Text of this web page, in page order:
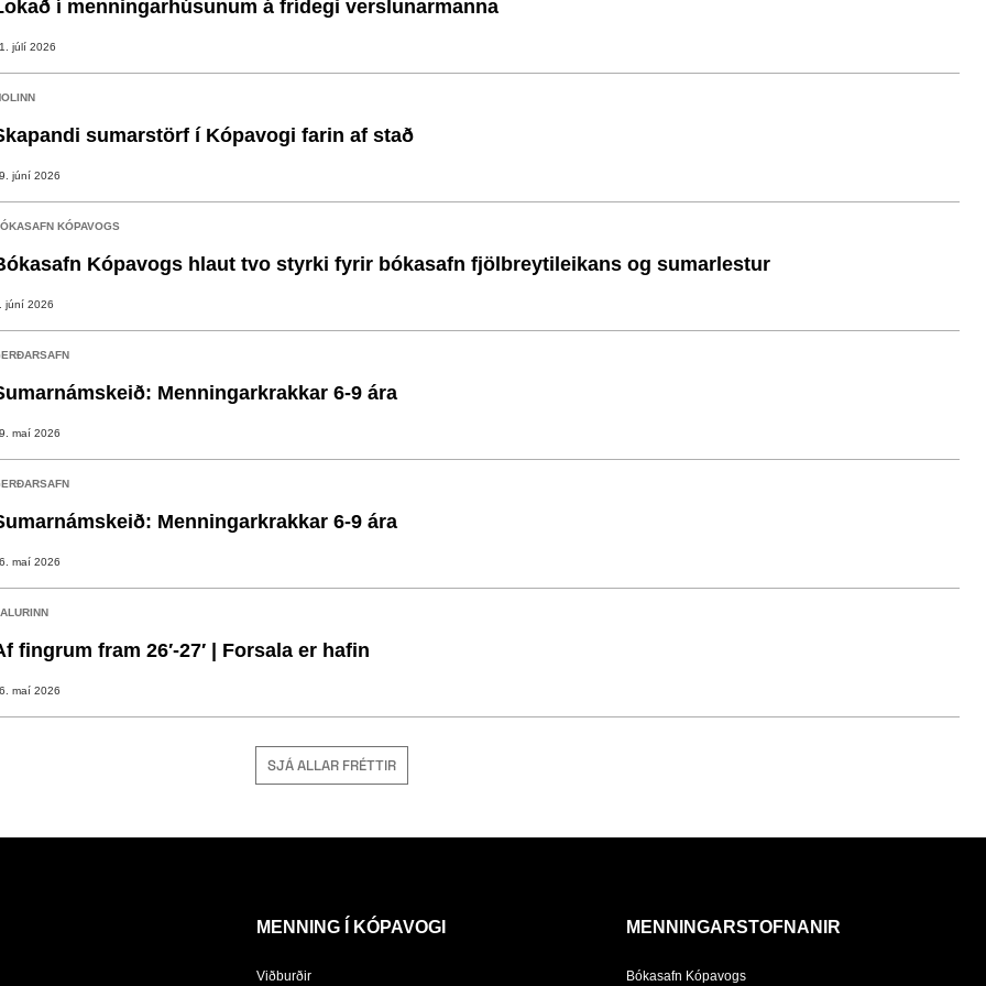
í menningarhúsunum á frídegi verslunarmanna
júlí 2026
sumarstörf í Kópavogi farin af stað
júní 2026
KÓPAVOGS
Kópavogs hlaut tvo styrki fyrir bókasafn fjölbreytileikans og sumarlestur
júní 2026
Menningarkrakkar 6-9 ára
maí 2026
Menningarkrakkar 6-9 ára
maí 2026
fingrum fram 26′-27′ | Forsala er hafin
maí 2026
SJÁ ALLAR FRÉTTIR
MENNING Í KÓPAVOGI
Viðburðir
MENNINGARSTOFNANIR
Bókasafn Kópavogs